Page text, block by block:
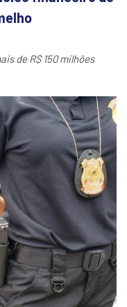
de R$ 150 milhões